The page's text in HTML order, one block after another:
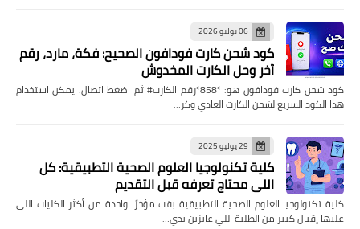
06 يوليو 2026
كود شحن كارت فودافون الصحيح: فكة، مارد، رقم
آخر وحل الكارت المخدوش
كود شحن كارت فودافون هو: *858*رقم الكارت# ثم اضغط اتصال. يمكن استخدام
هذا الكود السريع لشحن الكارت العادي وكر…
29 يوليو 2025
كلية تكنولوجيا العلوم الصحية التطبيقية: كل
اللي محتاج تعرفه قبل التقديم
كلية تكنولوجيا العلوم الصحية التطبيقية بقت مؤخرًا واحدة من أكثر الكليات اللي
عليها إقبال كبير من الطلبة اللي عايزين بدي…